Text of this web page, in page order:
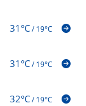
31°C/19°C
31°C/19°C
32°C/19°C